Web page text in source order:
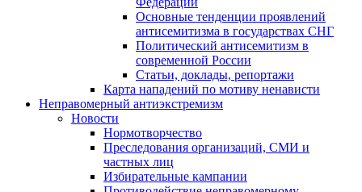
Основные тенденции проявлений
антисемитизма в государствах СНГ
Политический антисемитизм в
современной России
Статьи, доклады, репортажи
Карта нападений по мотиву ненависти
Неправомерный антиэкстремизм
Новости
Нормотворчество
Преследования организаций, СМИ и
частных лиц
Избирательные кампании